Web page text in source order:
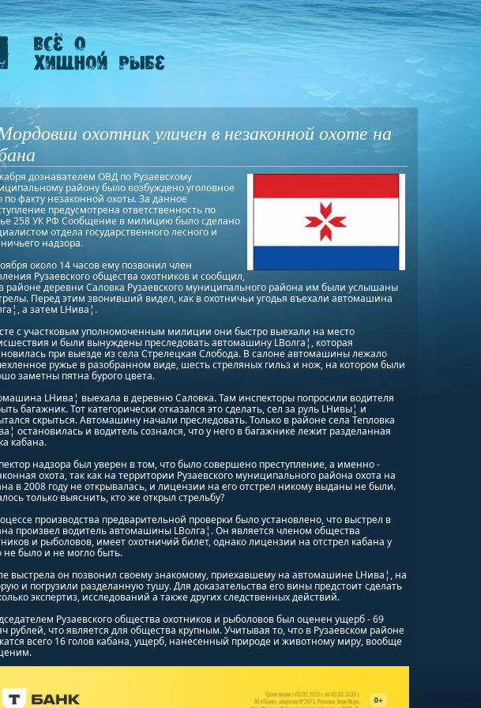
охотник уличен в незаконной охоте на
дознавателем ОВД по Рузаевскому
району было возбуждено уголовное
по факту незаконной охоты. За данное
предусмотрена ответственность по
258 УК РФ Сообщение в милицию было сделано
отдела государственного лесного и
надзора.
около 14 часов ему позвонил член
Рузаевского общества охотников и сообщил,
районе деревни Саловка Рузаевского муниципального района им были услышаны
Перед этим звонивший видел, как в охотничьи угодья въехали автомашина
а затем LНива¦.
с участковым уполномоченным милиции они быстро выехали на место
и были вынуждены преследовать автомашину LВолга¦, которая
при выезде из села Стрелецкая Слобода. В салоне автомашины лежало
ружье в разобранном виде, шесть стреляных гильз и нож, на котором были
заметны пятна бурого цвета.
LНива¦ выехала в деревню Саловка. Там инспекторы попросили водителя
багажник. Тот категорически отказался это сделать, сел за руль LНивы¦ и
скрыться. Автомашину начали преследовать. Только в районе села Тепловка
остановилась и водитель сознался, что у него в багажнике лежит разделанная
кабана.
надзора был уверен в том, что было совершено преступление, а именно -
охота, так как на территории Рузаевского муниципального района охота на
в 2008 году не открывалась, и лицензии на его отстрел никому выданы не были.
только выяснить, кто же открыл стрельбу?
производства предварительной проверки было установлено, что выстрел в
произвел водитель автомашины LВолга¦. Он является членом общества
и рыболовов, имеет охотничий билет, однако лицензии на отстрел кабана у
не было и не могло быть.
выстрела он позвонил своему знакомому, приехавшему на автомашине LНива¦, на
и погрузили разделанную тушу. Для доказательства его вины предстоит сделать
экспертиз, исследований а также других следственных действий.
Рузаевского общества охотников и рыболовов был оценен ущерб - 69
рублей, что является для общества крупным. Учитывая то, что в Рузаевском районе
всего 16 голов кабана, ущерб, нанесенный природе и животному миру, вообще